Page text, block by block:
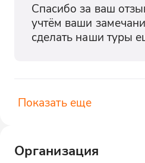
Спасибо за ваш
учтём ваши
сделать наши туры
Показать еще
Организация